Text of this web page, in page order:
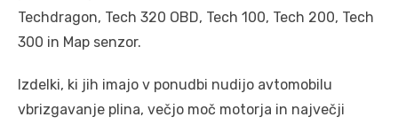
Techdragon, Tech 320 OBD, Tech 100, Tech 200, Tech
300 in Map senzor.
Izdelki, ki jih imajo v ponudbi nudijo avtomobilu
vbrizgavanje plina, večjo moč motorja in največji